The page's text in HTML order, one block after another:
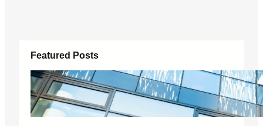
Featured Posts